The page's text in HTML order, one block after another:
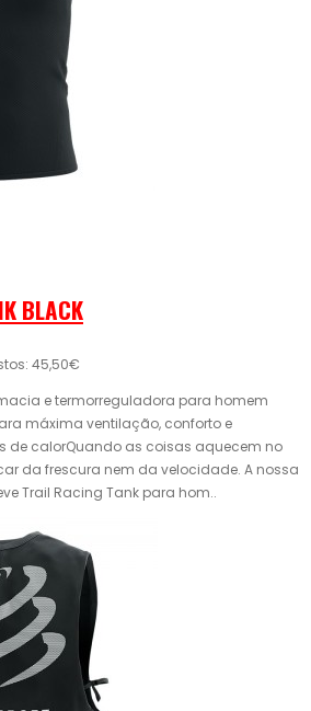
BLACK
45,50€
e termorreguladora para homem
máxima ventilação, conforto e
de calorQuando as coisas aquecem no
da frescura nem da velocidade. A nossa
Trail Racing Tank para hom..